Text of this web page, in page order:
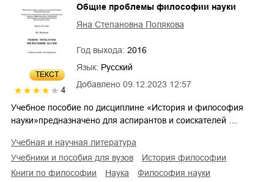
ТЕКСТ
4
Добавлено 09.12.2023 12:57
Общие проблемы философии науки
Яна Степановна Полякова
Год выхода: 2016
Язык: Русский
Учебное пособие по дисциплине «История и философия
науки»предназначено для аспирантов и соискателей …
учебная и научная литература
учебники и пособия для вузов
история философии
книги по философии
наука
философия науки